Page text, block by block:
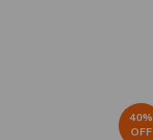
40%
OFF